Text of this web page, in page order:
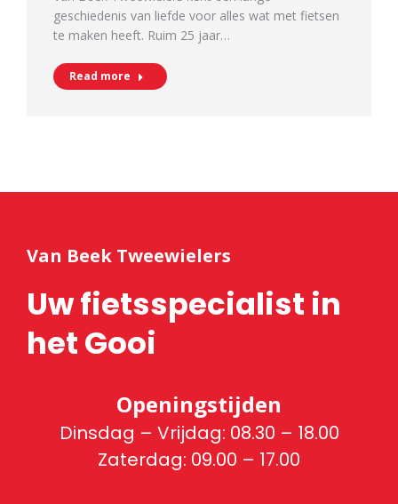
geschiedenis van liefde voor alles wat met fietsen
te maken heeft. Ruim 25 jaar…
Read more
Van Beek Tweewielers
Uw fietsspecialist in
het Gooi
Openingstijden
Dinsdag – Vrijdag: 08.30 – 18.00
Zaterdag: 09.00 – 17.00